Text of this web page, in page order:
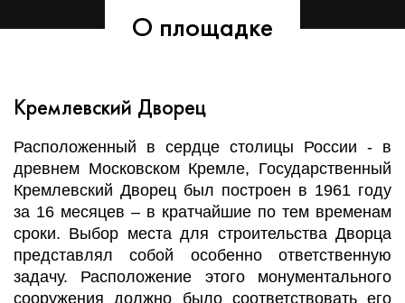
О площадке
Кремлевский Дворец
Расположенный в сердце столицы России - в
древнем Московском Кремле, Государственный
Кремлевский Дворец был построен в 1961 году
за 16 месяцев – в кратчайшие по тем временам
сроки. Выбор места для строительства Дворца
представлял собой особенно ответственную
задачу. Расположение этого монументального
сооружения должно было соответствовать его